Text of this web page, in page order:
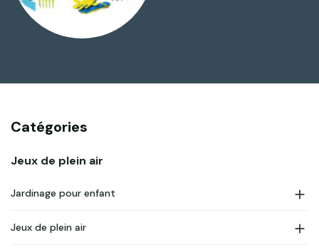
Catégories
Jeux de plein air
Jardinage pour enfant 
Jeux de plein air 